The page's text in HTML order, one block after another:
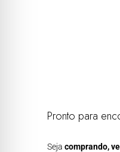
Pronto para
Seja comprando,